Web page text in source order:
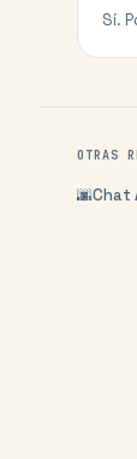
Sí.
OTRAS
🌆Chat